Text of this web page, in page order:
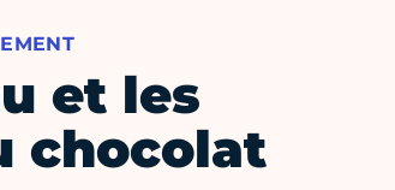
et les
chocolat